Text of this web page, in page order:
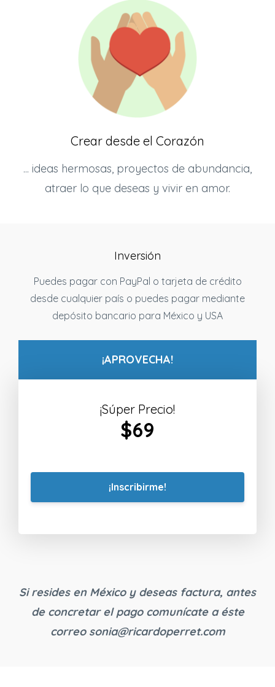
Crear desde el Corazón
... ideas hermosas, proyectos de abundancia,
atraer lo que deseas y vivir en amor.
Inversión
Puedes pagar con PayPal o tarjeta de crédito
desde cualquier país o puedes pagar mediante
depósito bancario para México y USA
¡APROVECHA!
¡Súper Precio!
$69
¡Inscribirme!
Si resides en México y deseas factura, antes
de concretar el pago comunícate a éste
correo sonia@ricardoperret.com